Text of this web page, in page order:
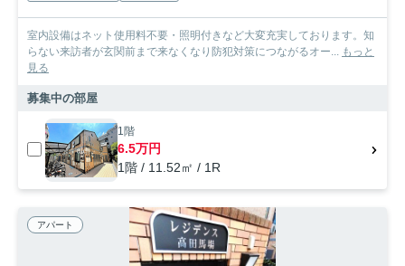
室内設備はネット使用料不要・照明付きなど大変充実しております。知
らない来訪者が玄関前まで来なくなり防犯対策につながるオー...
もっと
見る
募集中の部屋
1階
6.5万円
1階 / 11.52㎡ / 1R
アパート